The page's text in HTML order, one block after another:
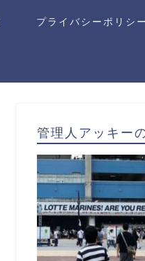
プライバシーポリシー
管理人アッキー